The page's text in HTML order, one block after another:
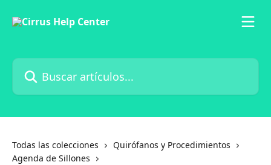
Buscar artículos...
Todas las colecciones
Quirófanos y Procedimientos
Agenda de Sillones